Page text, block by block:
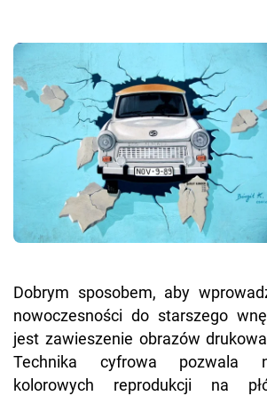
Dobrym sposobem, aby
nowoczesności do starszego
jest zawieszenie obrazów
Technika cyfrowa pozwala
kolorowych reprodukcji na